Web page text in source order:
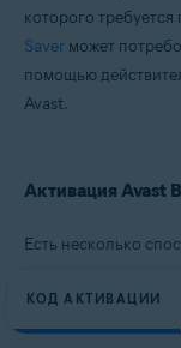
Avast Battery Saver
Microsoft Windows
Microsoft Windows 8
Microsoft Windows
которого
Saver может
помощью
Avast.
Активация Avast
Есть несколько
КОД АКТИВАЦИИ